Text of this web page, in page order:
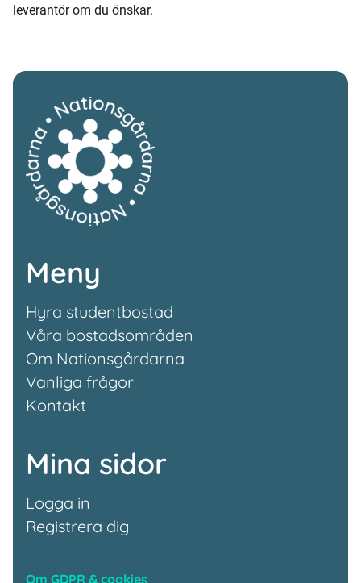
leverantör om du önskar.
Om GDPR & cookies
Meny
Hyra studentbostad
Våra bostadsområden
Om Nationsgårdarna
Vanliga frågor
Kontakt
Mina sidor
Logga in
Registrera dig